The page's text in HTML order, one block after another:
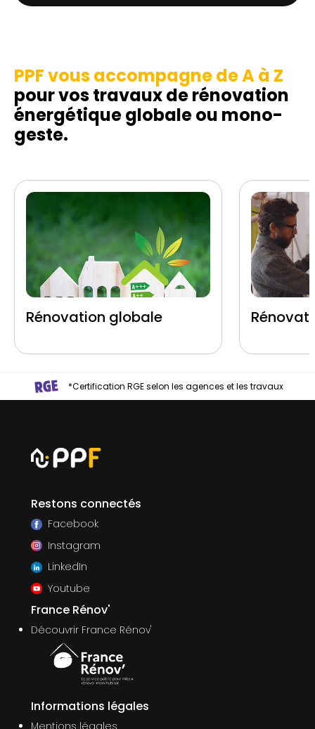
PPF vous accompagne de A à Z
pour vos travaux de rénovation
énergétique globale ou mono-
geste.
Rénovation globale
*Certification RGE selon les agences et les travaux
Restons connectés
Facebook
Instagram
LinkedIn
Youtube
France Rénov'
Découvrir France Rénov'
Informations légales